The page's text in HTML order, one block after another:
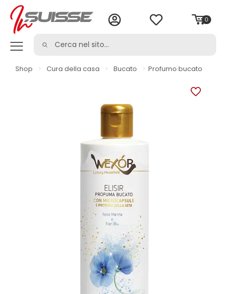
0
Shop > Cura della casa > Bucato > Profumo bucato